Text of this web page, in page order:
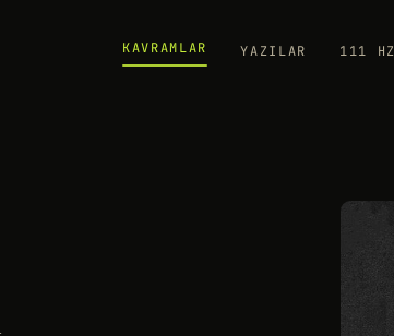
KAVRAMLAR YAZILAR 111 HZ